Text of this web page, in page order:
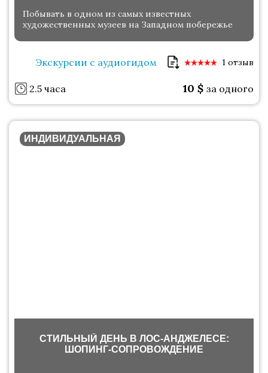
Побывать в одном из самых известных
художественных музеев на Западном побережье
Экскурсии с аудиогидом 1 отзыв
2.5 часа 10 $ за одного
ИНДИВИДУАЛЬНАЯ
СТИЛЬНЫЙ ДЕНЬ В ЛОС-АНДЖЕЛЕСЕ:
ШОПИНГ-СОПРОВОЖДЕНИЕ